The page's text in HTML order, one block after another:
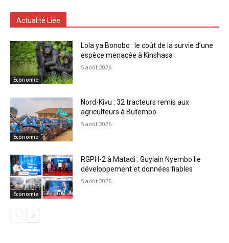
Actualité Liée
Économie
Lola ya Bonobo : le coût de la survie d’une
espèce menacée à Kinshasa
5 août 2026
Économie
Nord-Kivu : 32 tracteurs remis aux
agriculteurs à Butembo
5 août 2026
Économie
RGPH-2 à Matadi : Guylain Nyembo lie
développement et données fiables
5 août 2026